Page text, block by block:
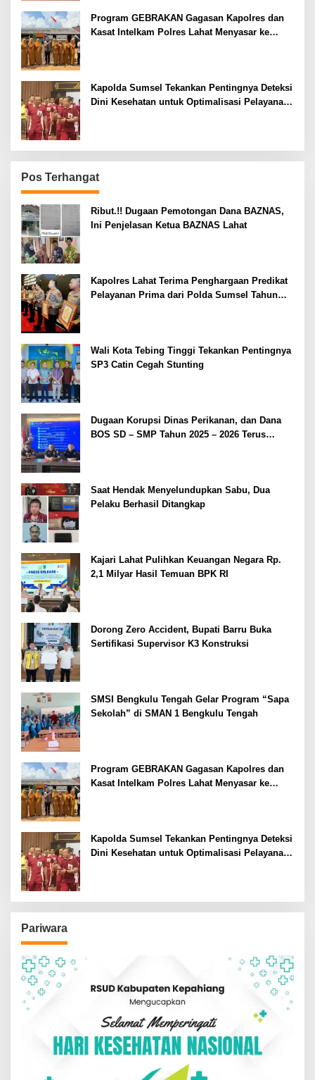
Program GEBRAKAN Gagasan Kapolres dan
Kasat Intelkam Polres Lahat Menyasar ke
Kapolda Sumsel Tekankan Pentingnya Deteksi
Dini Kesehatan untuk Optimalisasi Pelayanan
Pos Terhangat
Ribut.!! Dugaan Pemotongan Dana BAZNAS,
Ini Penjelasan Ketua BAZNAS Lahat
Kapolres Lahat Terima Penghargaan Predikat
Pelayanan Prima dari Polda Sumsel Tahun
Wali Kota Tebing Tinggi Tekankan Pentingnya
SP3 Catin Cegah Stunting
Dugaan Korupsi Dinas Perikanan, dan Dana
BOS SD – SMP Tahun 2025 – 2026 Terus
Saat Hendak Menyelundupkan Sabu, Dua
Pelaku Berhasil Ditangkap
Kajari Lahat Pulihkan Keuangan Negara Rp.
2,1 Milyar Hasil Temuan BPK RI
Dorong Zero Accident, Bupati Barru Buka
Sertifikasi Supervisor K3 Konstruksi
SMSI Bengkulu Tengah Gelar Program “Sapa
Sekolah” di SMAN 1 Bengkulu Tengah
Program GEBRAKAN Gagasan Kapolres dan
Kasat Intelkam Polres Lahat Menyasar ke
Kapolda Sumsel Tekankan Pentingnya Deteksi
Dini Kesehatan untuk Optimalisasi Pelayanan
Pariwara